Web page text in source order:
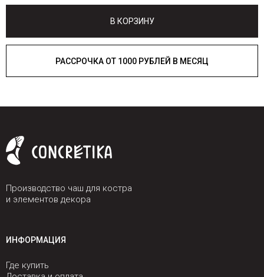
В КОРЗИНУ
РАССРОЧКА ОТ 1000 РУБЛЕЙ В МЕСЯЦ
Производство чаш для костра
и элементов декора
ИНФОРМАЦИЯ
Где купить